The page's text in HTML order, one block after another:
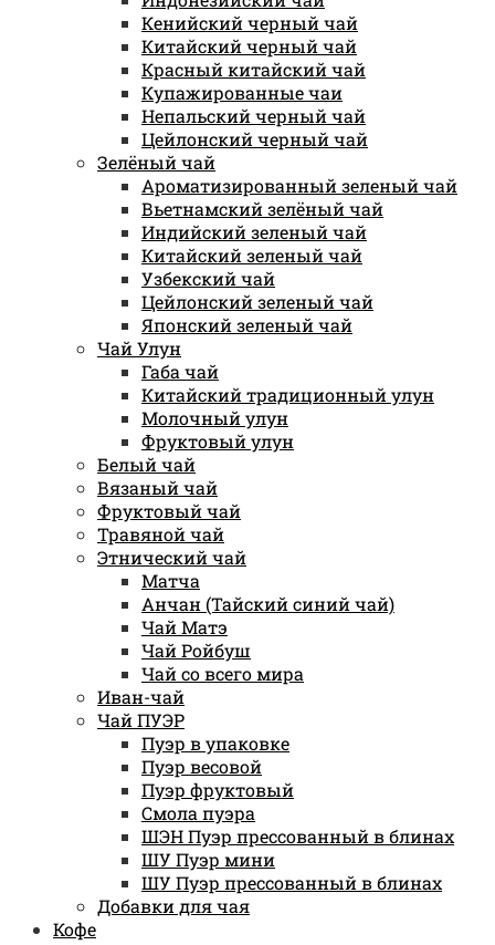
Кенийский черный чай
Китайский черный чай
Красный китайский чай
Купажированные чаи
Непальский черный чай
Цейлонский черный чай
Зелёный чай
Ароматизированный зеленый чай
Вьетнамский зелёный чай
Индийский зеленый чай
Китайский зеленый чай
Узбекский чай
Цейлонский зеленый чай
Японский зеленый чай
Чай Улун
Габа чай
Китайский традиционный улун
Молочный улун
Фруктовый улун
Белый чай
Вязаный чай
Фруктовый чай
Травяной чай
Этнический чай
Матча
Анчан (Тайский синий чай)
Чай Матэ
Чай Ройбуш
Чай со всего мира
Иван-чай
Чай ПУЭР
Пуэр в упаковке
Пуэр весовой
Пуэр фруктовый
Смола пуэра
ШЭН Пуэр прессованный в блинах
ШУ Пуэр мини
ШУ Пуэр прессованный в блинах
Добавки для чая
Кофе